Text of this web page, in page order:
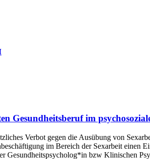
Gesundheitsberuf im
Verbot gegen die Ausübung von
im Bereich der Sexarbeit einen
Gesundheitspsycholog*in bzw Klinischen